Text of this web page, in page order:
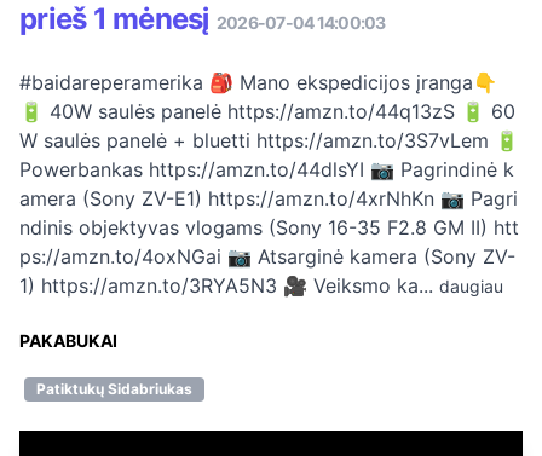
prieš 1 mėnesį 2026-07-04 14:00:03
#baidareperamerika 🎒 Mano ekspedicijos įranga👇
🔋 40W saulės panelė https://amzn.to/44q13zS 🔋 60
W saulės panelė + bluetti https://amzn.to/3S7vLem 🔋
Powerbankas https://amzn.to/44dlsYI 📷 Pagrindinė k
amera (Sony ZV-E1) https://amzn.to/4xrNhKn 📷 Pagri
ndinis objektyvas vlogams (Sony 16-35 F2.8 GM II) htt
ps://amzn.to/4oxNGai 📷 Atsarginė kamera (Sony ZV-
1) https://amzn.to/3RYA5N3 🎥 Veiksmo ka... daugiau
PAKABUKAI
Patiktukų Sidabriukas